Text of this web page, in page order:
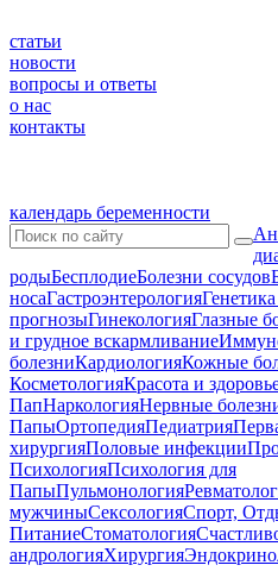
статьи
новости
вопросы и ответы
о нас
контакты
календарь беременности
родыБесплодиеБолезни сосудов
носаГастроэнтерология
прогнозыГинекологияГлазные
и грудное вскармливание
болезниКардиологияКожные
КосметологияКрасота и
ПапНаркологияНервные
ПапыОртопедияПедиатрия
хирургияПоловые инфекции
ПсихологияПсихология для
ПапыПульмонология
мужчиныСексологияСпорт,
ПитаниеСтоматология
андрологияХирургия